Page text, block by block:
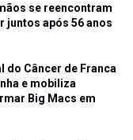
se reencontram
juntos após 56 anos
do Câncer de Franca
e mobiliza
Big Macs em